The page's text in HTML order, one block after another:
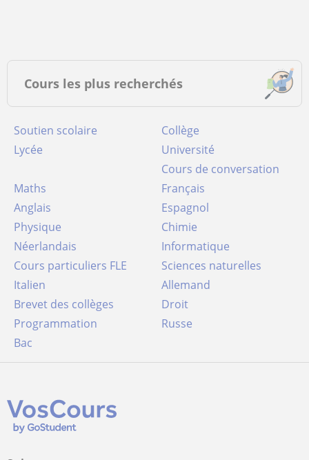
Cours les plus recherchés
Soutien scolaire
Collège
Lycée
Université
Cours de conversation
Maths
Français
Anglais
Espagnol
Physique
Chimie
Néerlandais
Informatique
Cours particuliers FLE
Sciences naturelles
Italien
Allemand
Brevet des collèges
Droit
Programmation
Russe
Bac